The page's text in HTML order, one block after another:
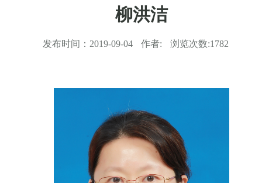
柳洪洁
发布时间： 2019-09-04 作者: 浏览次数:1782